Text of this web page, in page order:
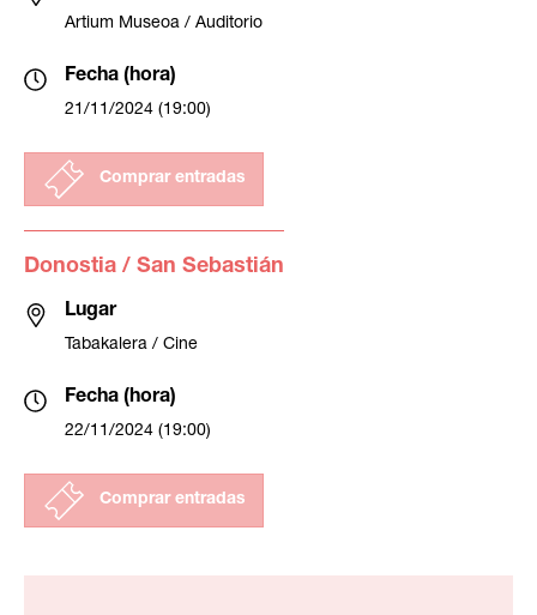
Artium Museoa / Auditorio
Fecha (hora)
21/11/2024 (19:00)
Comprar entradas
Donostia / San Sebastián
Lugar
Tabakalera / Cine
Fecha (hora)
22/11/2024 (19:00)
Comprar entradas